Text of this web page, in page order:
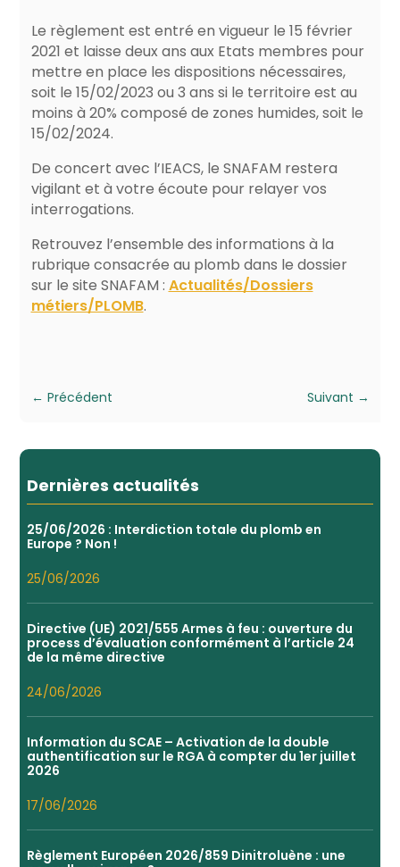
Le règlement est entré en vigueur le 15 février
2021 et laisse deux ans aux Etats membres pour
mettre en place les dispositions nécessaires,
soit le 15/02/2023 ou 3 ans si le territoire est au
moins à 20% composé de zones humides, soit le
15/02/2024.
De concert avec l’IEACS, le SNAFAM restera
vigilant et à votre écoute pour relayer vos
interrogations.
Retrouvez l’ensemble des informations à la
rubrique consacrée au plomb dans le dossier
sur le site SNAFAM : Actualités/Dossiers
métiers/PLOMB.
← Précédent Suivant →
Dernières actualités
25/06/2026 : Interdiction totale du plomb en
Europe ? Non !
25/06/2026
Directive (UE) 2021/555 Armes à feu : ouverture du
process d’évaluation conformément à l’article 24
de la même directive
24/06/2026
Information du SCAE – Activation de la double
authentification sur le RGA à compter du 1er juillet
2026
17/06/2026
Règlement Européen 2026/859 Dinitroluène : une